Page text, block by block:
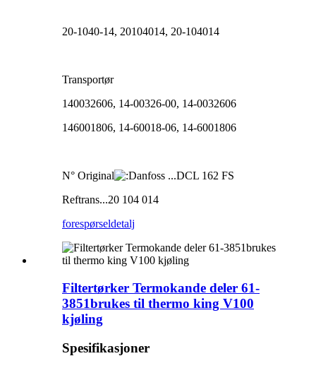
20-1040-14, 20104014, 20-104014
Transportør
140032606, 14-00326-00, 14-0032606
146001806, 14-60018-06, 14-6001806
N° Original
anfoss ...DCL 162 FS
Reftrans...20 104 014
forespørseldetalj
Filtertørker Termokande deler 61-
3851brukes til thermo king V100
kjøling
Spesifikasjoner